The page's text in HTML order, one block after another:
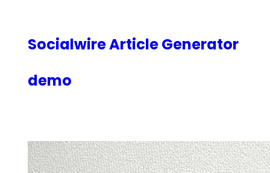
Socialwire Article Generator
demo